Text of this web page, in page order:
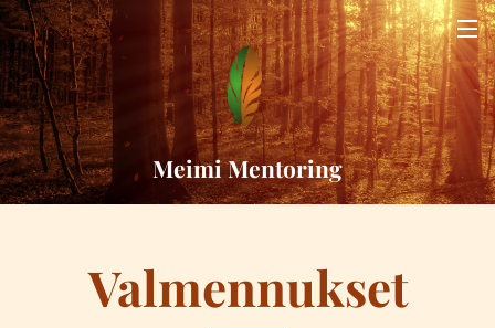
Meimi Mentoring
Valmennukset